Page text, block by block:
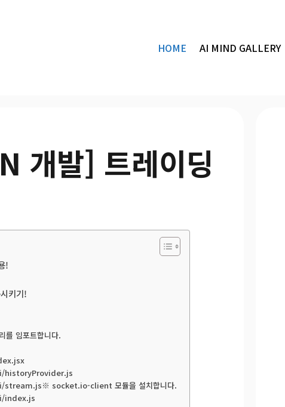
HOME AI MIND GALLERY
개발] 트레이딩
!
키기!
임포트합니다.
historyProvider.js
socket.io-client 모듈을 설치합니다.
index.js